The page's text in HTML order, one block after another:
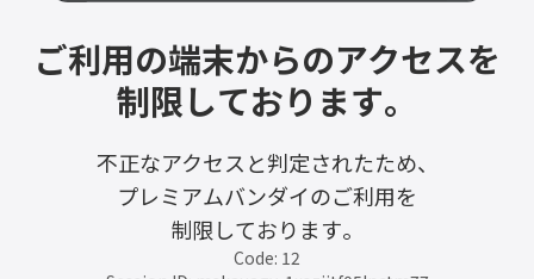
ご利用の端末からのアクセスを
制限しております。
不正なアクセスと判定されたため、
プレミアムバンダイのご利用を
制限しております。
Code: 12